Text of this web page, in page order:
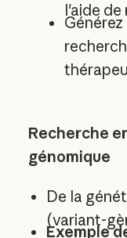
l'aide
Recherche
génomique
De la
(variant-
Exemple